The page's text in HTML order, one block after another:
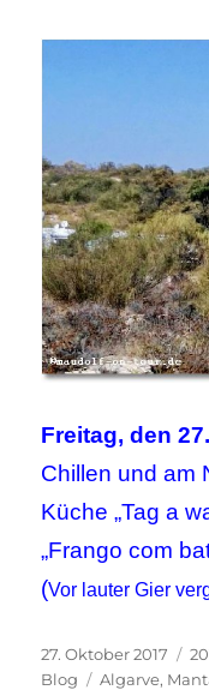
Freitag, den
Chillen und am
Küche „Tag a
„Frango com
(Vor lauter Gier
Veröffentlicht
am
27. Oktober 2017
Blog
Schlagwörter
Algarve,